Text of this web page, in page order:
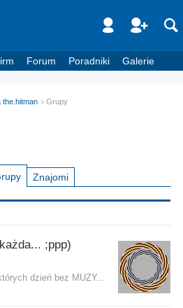
Forum Poradniki Galerie
the.hitman Grupy
Znajomi
;ppp)
dzień bez MUZY...